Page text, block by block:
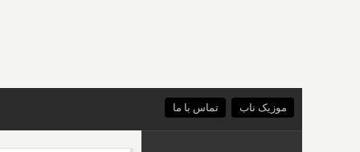
موزیک ناب تماس با ما